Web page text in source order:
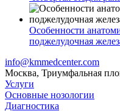
Особенности
поджелудочная
info@kmmedcenter.com
Москва, Триумфальная
Услуги
Основные нозологии
Диагностика